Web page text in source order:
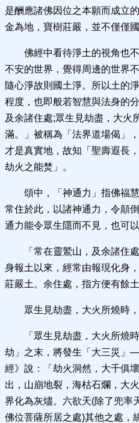
是酬應諸佛因位之本願而成立
金為地，寶樹莊嚴，並不僅僅國
佛經中看待淨土的視角也
不安的世界，覺得周邊的世界
隨心淨故則國土淨。所以土的
程度，也即般若智慧與法身的
及余諸住處;眾生見劫盡，大火
滿。」被稱為「法界道場偈」
才是真實地，故知「聖壽遐長
劫火之能焚」。
頌中，「神通力」指佛福
常住於此，以諸神通力，令顛
通力能令眾生隱而不見，也可
「常在靈鷲山，及余諸住
身報土以來，經常由報現化身
莊嚴土。余住處，指方便有餘土
眾生見劫盡，大火所燒時
「眾生見劫盡，大火所燒
劫」之末，將發生「大三災」
經》說：「劫火洞然，大千俱
出，山崩地裂，海枯石爛，大
界化為灰燼。六欲天(除了兜率
佛位菩薩所居之處)其他之處，